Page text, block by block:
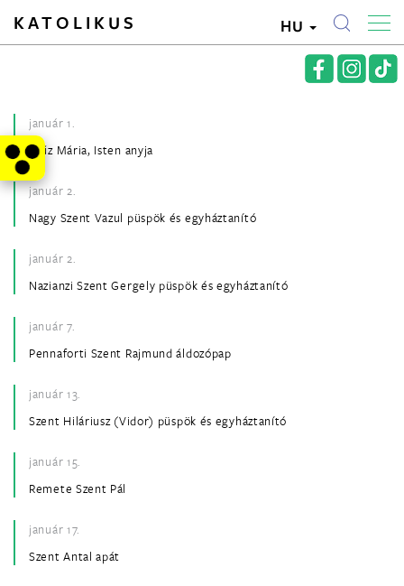
KATOLIKUS HU
január 1.
Szűz Mária, Isten anyja
január 2.
Nagy Szent Vazul püspök és egyháztanító
január 2.
Nazianzi Szent Gergely püspök és egyháztanító
január 7.
Pennaforti Szent Rajmund áldozópap
január 13.
Szent Hiláriusz (Vidor) püspök és egyháztanító
január 15.
Remete Szent Pál
január 17.
Szent Antal apát